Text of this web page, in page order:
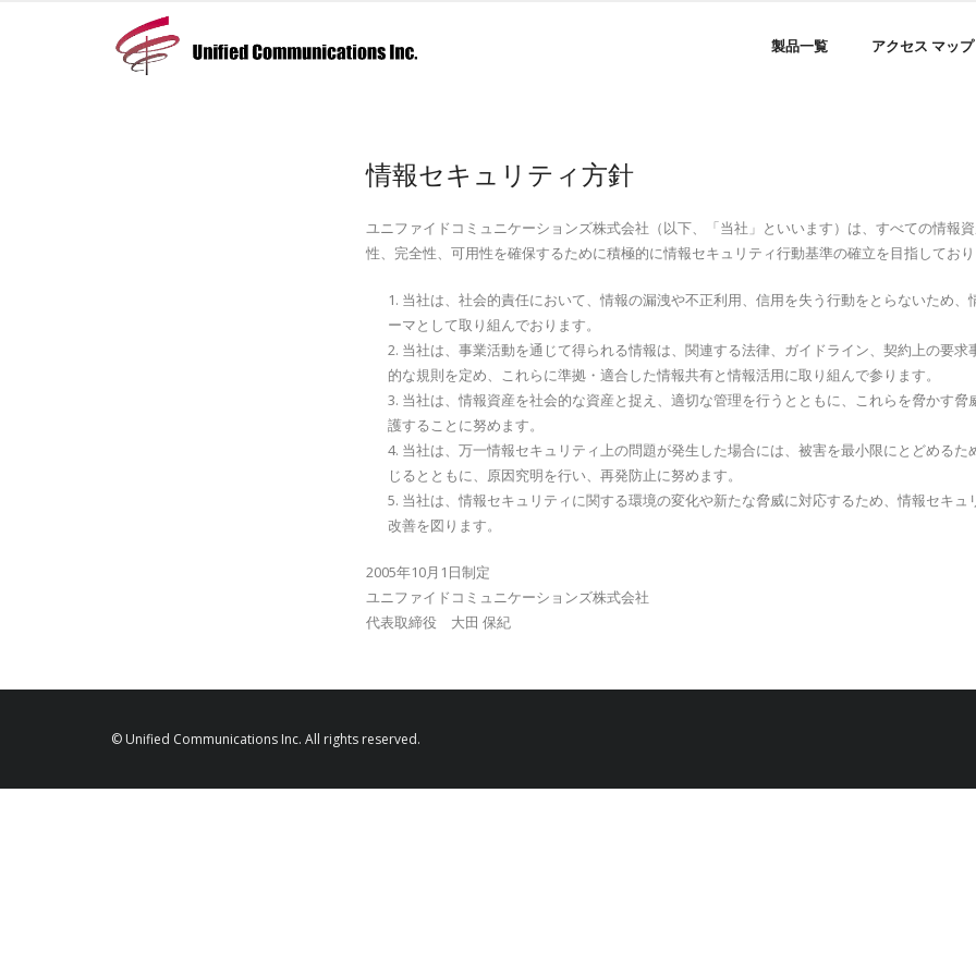
製品一覧 アクセス マップ
情報セキュリティ方針
ユニファイドコミュニケーションズ株式会社（以下、「当社」といいます）は、すべての情報
性、完全性、可用性を確保するために積極的に情報セキュリティ行動基準の確立を目指しており
1. 当社は、社会的責任において、情報の漏洩や不正利用、信用を失う行動をとらないため、
ーマとして取り組んでおります。
2. 当社は、事業活動を通じて得られる情報は、関連する法律、ガイドライン、契約上の要求
的な規則を定め、これらに準拠・適合した情報共有と情報活用に取り組んで参ります。
3. 当社は、情報資産を社会的な資産と捉え、適切な管理を行うとともに、これらを脅かす脅
護することに努めます。
4. 当社は、万一情報セキュリティ上の問題が発生した場合には、被害を最小限にとどめるた
じるとともに、原因究明を行い、再発防止に努めます。
5. 当社は、情報セキュリティに関する環境の変化や新たな脅威に対応するため、情報セキュ
改善を図ります。
2005年10月1日制定
ユニファイドコミュニケーションズ株式会社
代表取締役 大田 保紀
© Unified Communications Inc. All rights reserved.